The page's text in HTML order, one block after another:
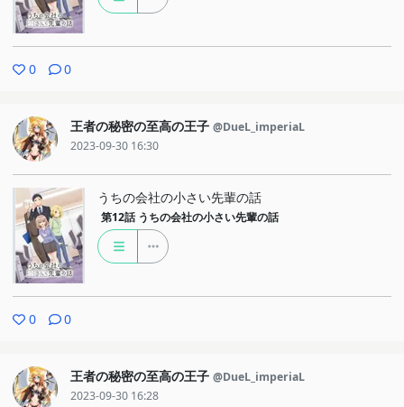
0 0
王者の秘密の至高の王子 @DueL_imperiaL
2023-09-30 16:30
うちの会社の小さい先輩の話
第12話 うちの会社の小さい先輩の話
0 0
王者の秘密の至高の王子 @DueL_imperiaL
2023-09-30 16:28